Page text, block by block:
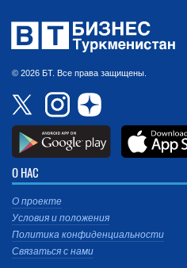
© 2026 БТ. Все права защищены.
О НАС
О проекте
Условия и положения
Политика конфиденциальности
Связаться с нами